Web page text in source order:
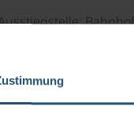
Bahnhof
Bahnhof